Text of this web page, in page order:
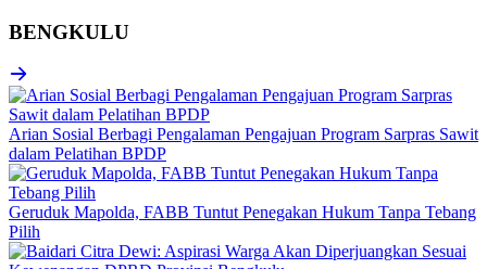
BENGKULU
Arian Sosial Berbagi Pengalaman Pengajuan Program Sarpras Sawit
dalam Pelatihan BPDP
Geruduk Mapolda, FABB Tuntut Penegakan Hukum Tanpa Tebang
Pilih